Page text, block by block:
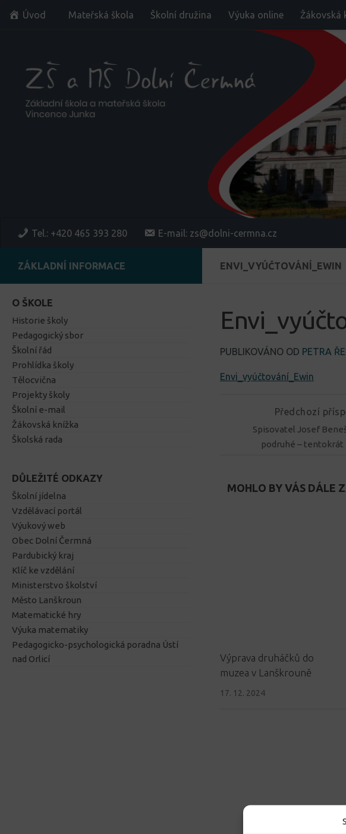
Skip to content
Úvod Mateřská škola Školní družina Výuka online Žákovská
Tel.: +420 465 393 280 E-mail: zs@dolni-cermna.cz
ENVI_VYÚČTOVÁNÍ_EWIN
PUBLIKOVÁNO OD PETRA
Envi_vyúčtování_Ewin
Předchozí
Spisovatel Josef
podruhé – tentokrát
MOHLO BY VÁS DÁLE
Výprava druháčků do
muzea v Lanškrouně
17. 12. 2024
ZÁKLADNÍ INFORMACE
O ŠKOLE
Historie školy
Pedagogický sbor
Školní řád
Prohlídka školy
Tělocvična
Projekty školy
Školní e-mail
Žákovská knížka
Školská rada
DŮLEŽITÉ ODKAZY
Školní jídelna
Vzdělávací portál
Výukový web
Obec Dolní Čermná
Pardubický kraj
Klíč ke vzdělání
Ministerstvo školství
Město Lanškroun
Matematické hry
Výuka matematiky
Pedagogicko-psychologická poradna Ústí
nad Orlicí